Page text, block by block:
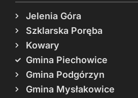
Jelenia Góra
Szklarska Poręba
Kowary
Gmina Piechowice
Gmina Podgórzyn
Gmina Mysłakowice